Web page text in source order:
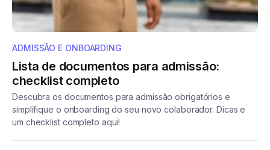
ADMISSÃO E ONBOARDING
Lista de documentos para admissão:
checklist completo
Descubra os documentos para admissão obrigatórios e
simplifique o onboarding do seu novo colaborador. Dicas e
um checklist completo aqui!